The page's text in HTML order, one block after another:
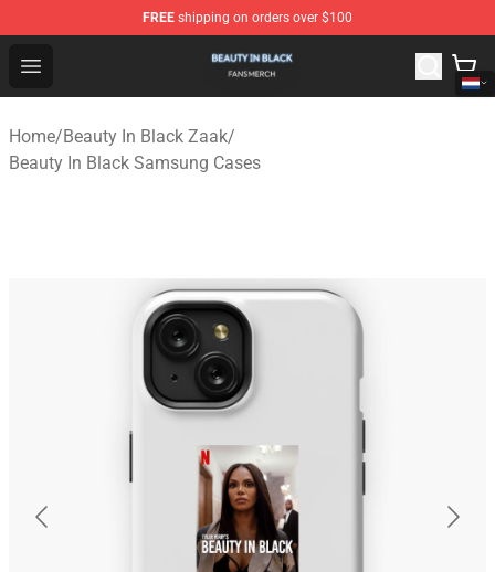
FREE shipping on orders over $100
Open menu
Beauty In Black Shop - Official Beauty In Black
Home/Beauty In Black Zaak/
Beauty In Black Samsung Cases